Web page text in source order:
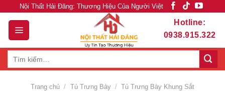
content
Nội Thất Hải Đăng: Thương Hiệu Của Người Việt
Hotline:
0938.915.322
Trang chủ / Tủ Trưng Bày / Tủ Trưng Bày Khung Sắt